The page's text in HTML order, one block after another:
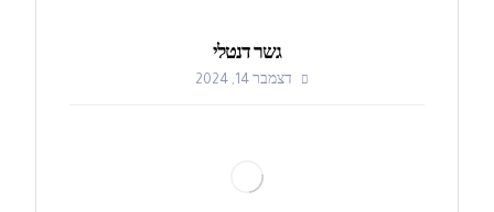
גשר דנטלי
דצמבר 14, 2024